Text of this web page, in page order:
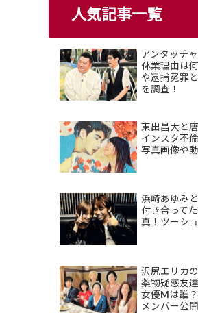
人気記事一覧
アンタッチ
休業理由は
や逮捕冤罪
を調査！
東出昌大と
インスタ不
写真画像や
浜崎あゆみ
付き合って
真！ツーシ
沢尻エリカ
薬物疑惑友
女優Mは誰
メンバー公開